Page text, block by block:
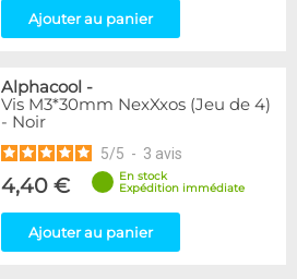
Ajouter au panier
Alphacool -
Vis M3*30mm NexXxos (Jeu de 4)
- Noir
5/5 - 3 avis
4,40 €
En stock
Expédition immédiate
Ajouter au panier